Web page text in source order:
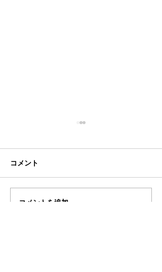
Arithmerの2つのソリュー
コメント
コメントを追加…